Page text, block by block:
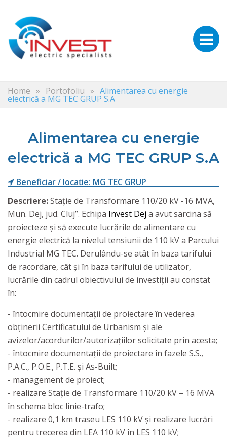
Home » Portofoliu » Alimentarea cu energie
electrică a MG TEC GRUP S.A
Alimentarea cu energie
electrică a MG TEC GRUP S.A
Beneficiar / locație: MG TEC GRUP
Descriere:Stație de Transformare 110/20 kV -16 MVA,
Mun. Dej, jud. Cluj”. Echipa Invest Dej a avut sarcina să
proiecteze și să execute lucrările de alimentare cu
energie electrică la nivelul tensiunii de 110 kV a Parcului
Industrial MG TEC. Derulându-se atât în baza tarifului
de racordare, cât și în baza tarifului de utilizator,
lucrările din cadrul obiectivului de investiții au constat
în:
- întocmire documentații de proiectare în vederea
obținerii Certificatului de Urbanism și ale
avizelor/acordurilor/autorizațiilor solicitate prin acesta;
- întocmire documentații de proiectare în fazele S.S.,
P.A.C., P.O.E., P.T.E. și As-Built;
- management de proiect;
- realizare Stație de Transformare 110/20 kV – 16 MVA
în schema bloc linie-trafo;
- realizare 0,1 km traseu LES 110 kV și realizare lucrări
pentru trecerea din LEA 110 kV în LES 110 kV;